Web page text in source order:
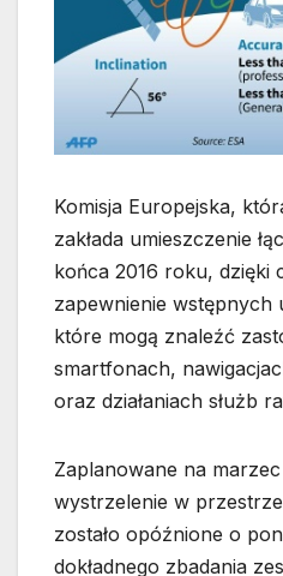
Komisja Europejska,
zakłada umieszczenie
końca 2016 roku, dzięki
zapewnienie wstępnych
które mogą znaleźć
smartfonach,
oraz działaniach służb
Zaplanowane na
wystrzelenie w
zostało opóźnione o
dokładnego zbadania